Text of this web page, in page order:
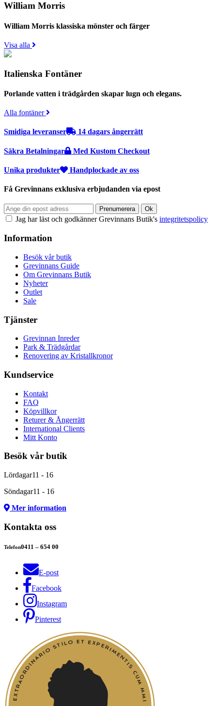
William Morris
William Morris klassiska mönster och färger
Visa alla
Italienska Fontäner
Porlande vatten i trädgården skapar lugn och elegans.
Alla fontäner
Smidiga leveranser 14 dagars ångerrätt
Säkra Betalningar Med Kustom Checkout
Unika produkter Handplockade av oss
Få Grevinnans exklusiva erbjudanden via epost
Jag har läst och godkänner Grevinnans Butik's integritetspolicy
Information
Besök vår butik
Grevinnans Guide
Om Grevinnans Butik
Nyheter
Outlet
Sale
Tjänster
Grevinnan Inreder
Park & Trädgårdar
Renovering av Kristallkronor
Kundservice
Kontakt
FAQ
Köpvillkor
Returer & Ångerrätt
International Clients
Mitt Konto
Besök vår butik
Lördagar11 - 16
Söndagar11 - 16
Mer information
Kontakta oss
Telefon0411 – 654 00
E-post
Facebook
Instagram
Pinterest